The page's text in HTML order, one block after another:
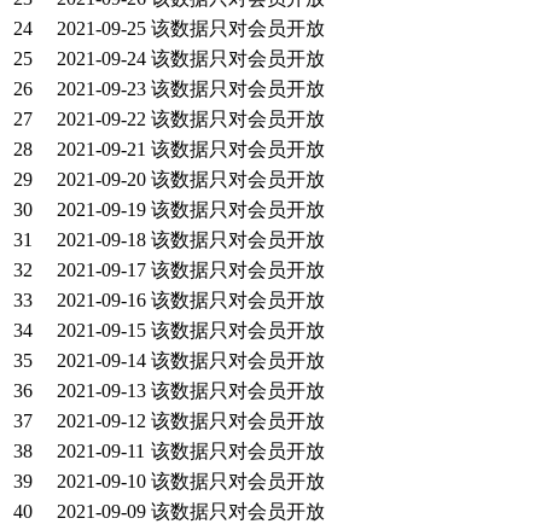
24
2021-09-25 该数据只对会员开放
25
2021-09-24 该数据只对会员开放
26
2021-09-23 该数据只对会员开放
27
2021-09-22 该数据只对会员开放
28
2021-09-21 该数据只对会员开放
29
2021-09-20 该数据只对会员开放
30
2021-09-19 该数据只对会员开放
31
2021-09-18 该数据只对会员开放
32
2021-09-17 该数据只对会员开放
33
2021-09-16 该数据只对会员开放
34
2021-09-15 该数据只对会员开放
35
2021-09-14 该数据只对会员开放
36
2021-09-13 该数据只对会员开放
37
2021-09-12 该数据只对会员开放
38
2021-09-11 该数据只对会员开放
39
2021-09-10 该数据只对会员开放
40
2021-09-09 该数据只对会员开放